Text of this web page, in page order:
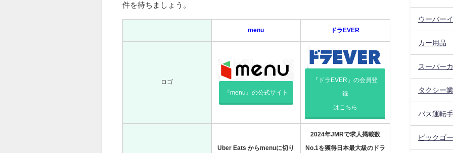
件を待ちましょう。
menu ドラEVER
ロゴ
『menu』の公式サイト
『ドラEVER』の会員登
録
はこちら
Uber Eats からmenuに切り
2024年JMRで求人掲載数
No.1を獲得日本最大級のドラ
ウーバー
カー用品
スーパー
タクシー
バス運転手
ピックゴー